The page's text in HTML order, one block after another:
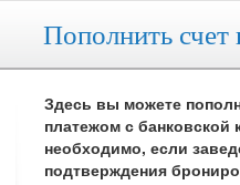
Пополнить счет
Здесь вы можете
платежом с
необходимо, если
подтверждения